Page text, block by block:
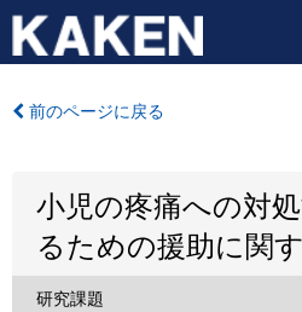
前のページに戻る
小児の疼痛への対
るための援助に関
研究課題